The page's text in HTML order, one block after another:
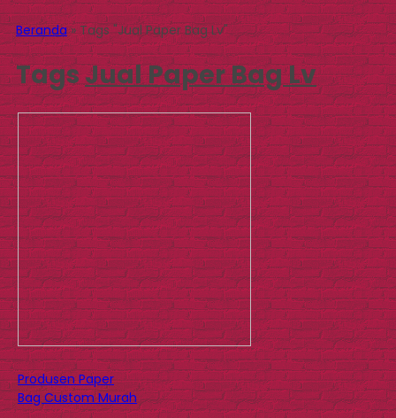
Beranda»Tags "Jual Paper Bag Lv"
TagsJual Paper Bag Lv
Produsen Paper
Bag Custom Murah